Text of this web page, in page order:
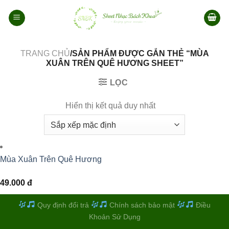
qua
TRANG CHỦ/SẢN PHẨM ĐƯỢC GẮN THẺ “MÙA
XUÂN TRÊN QUÊ HƯƠNG SHEET”
LỌC
Hiển thị kết quả duy nhất
Mùa Xuân Trên Quê Hương
49.000 đ
Quy định đổi trả Chính sách bảo mật
Điều
Khoản Sử Dụng